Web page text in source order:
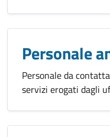
Personale
Personale da
servizi erogati dagli